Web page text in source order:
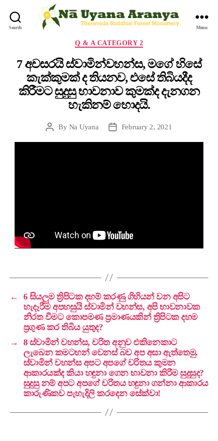
Search Menu
Q & A CATEGORY 2
7 අවසරයි ස්වාමින්වහන්ස, මගේ හිසේ
කැක්කුමක් ද තියනව, එසේ තිබියදීද
කිරීමට සුදුසු භාවනාව කුමක්ද දැනගන
හැකිනම් හොදයි.
By Na Uyana February 2, 2021
←
6 සියලුම ත්‍රිපිටක දහම් කරණු ගිහියන් වන අපිට
හැදෑරීම අපහසුයි ස්වාමින් වහන්ස, අපි භාවනාවක
නිරත වීමට කොපමණ ප්‍රමාණයකින් ත්‍රිපිටක දහම
ප්‍රගුණ කර තිබිය යුතුද?
→
8 ස්වාමින් වහන්ස, චරිත අනුව එකිනෙකාට
ලැබෙන කමටහන් වෙනස් බව අප අසා ඇත්තෙමු.
ස්වාමින් වහන්ස අපට අපගේ චරිතය කුමන
ආකාරයක්ද කියා හඳුනා ගෙන භාවනා කිරීම සුදුසුද?
සුදුසු නම් අපට අපගේ චරිතය හඳුනා ගන්නා ආකාරය
කාරුණිකව පැහැදිලි කරදෙන සේක්වා!